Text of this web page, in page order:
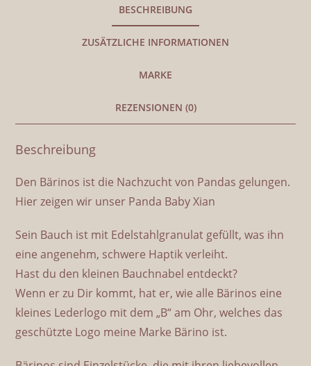
BESCHREIBUNG
ZUSÄTZLICHE INFORMATIONEN
MARKE
REZENSIONEN (0)
Beschreibung
Den Bärinos ist die Nachzucht von Pandas gelungen.
Hier zeigen wir unser Panda Baby Xian
Sein Bauch ist mit Edelstahlgranulat gefüllt, was ihn
eine angenehm, schwere Haptik verleiht.
Hast du den kleinen Bauchnabel entdeckt?
Wenn er zu Dir kommt, hat er, wie alle Bärinos eine
kleines Lederlogo mit dem „B“ am Ohr, welches das
geschützte Logo meine Marke Bärino ist.